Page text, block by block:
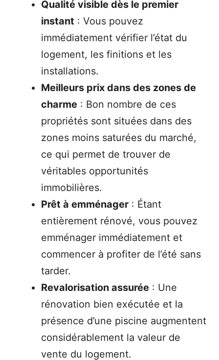
Qualité visible dès le premier
instant : Vous pouvez
immédiatement vérifier l’état du
logement, les finitions et les
installations.
Meilleurs prix dans des zones de
charme : Bon nombre de ces
propriétés sont situées dans des
zones moins saturées du marché,
ce qui permet de trouver de
véritables opportunités
immobilières.
Prêt à emménager : Étant
entièrement rénové, vous pouvez
emménager immédiatement et
commencer à profiter de l’été sans
tarder.
Revalorisation assurée : Une
rénovation bien exécutée et la
présence d’une piscine augmentent
considérablement la valeur de
vente du logement.